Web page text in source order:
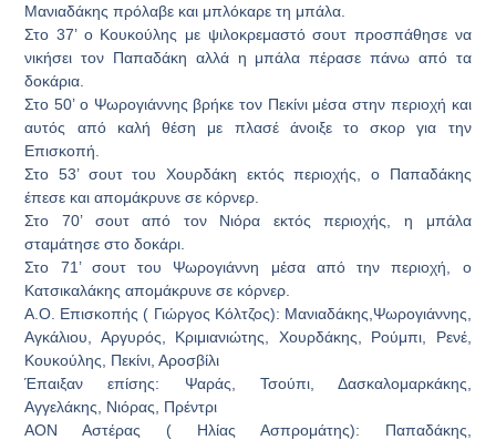
Μανιαδάκης πρόλαβε και μπλόκαρε τη μπάλα.
Στο 37’ ο Κουκούλης με ψιλοκρεμαστό σουτ προσπάθησε να
νικήσει τον Παπαδάκη αλλά η μπάλα πέρασε πάνω από τα
δοκάρια.
Στο 50’ ο Ψωρογιάννης βρήκε τον Πεκίνι μέσα στην περιοχή και
αυτός από καλή θέση με πλασέ άνοιξε το σκορ για την
Επισκοπή.
Στο 53’ σουτ του Χουρδάκη εκτός περιοχής, ο Παπαδάκης
έπεσε και απομάκρυνε σε κόρνερ.
Στο 70’ σουτ από τον Νιόρα εκτός περιοχής, η μπάλα
σταμάτησε στο δοκάρι.
Στο 71’ σουτ του Ψωρογιάννη μέσα από την περιοχή, ο
Κατσικαλάκης απομάκρυνε σε κόρνερ.
Α.Ο. Επισκοπής ( Γιώργος Κόλτζος): Μανιαδάκης,Ψωρογιάννης,
Αγκάλιου, Αργυρός, Κριμιανιώτης, Χουρδάκης, Ρούμπι, Ρενέ,
Κουκούλης, Πεκίνι, Αροσβίλι
Έπαιξαν επίσης: Ψαράς, Τσούπι, Δασκαλομαρκάκης,
Αγγελάκης, Νιόρας, Πρέντρι
ΑΟΝ Αστέρας ( Ηλίας Ασπρομάτης): Παπαδάκης,